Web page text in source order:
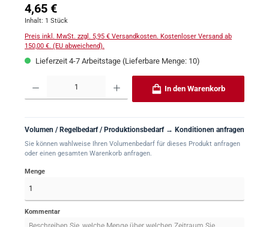
Regulärer Preis:
4,65 €
Inhalt: 1 Stück
Preis inkl. MwSt. zzgl. 5,95 € Versandkosten. Kostenloser Versand ab
150,00 €. (EU abweichend).
Lieferzeit 4-7 Arbeitstage (Lieferbare Menge: 10)
Produkt Anzahl: Gib den gewünschten Wert ein oder benutze die Schaltflächen
In den Warenkorb
Volumen / Regelbedarf / Produktionsbedarf → Konditionen anfragen
Sie können wahlweise Ihren Volumenbedarf für dieses Produkt anfragen
oder einen gesamten Warenkorb anfragen.
Menge
Kommentar